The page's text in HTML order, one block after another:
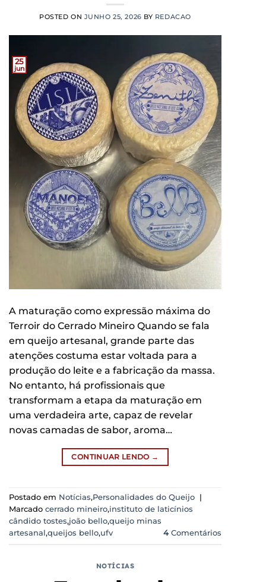
POSTED ON JUNHO 25, 2026 BY REDACAO
25
jun
A maturação como expressão máxima do
Terroir do Cerrado Mineiro Quando se fala
em queijo artesanal, grande parte das
atenções costuma estar voltada para a
produção do leite e a fabricação da massa.
No entanto, há profissionais que
transformam a etapa da maturação em
uma verdadeira arte, capaz de revelar
novas camadas de sabor, aroma…
CONTINUAR LENDO →
Postado em Notícias,Personalidades do Queijo |
Marcado cerrado mineiro,instituto de laticínios
cândido tostes,joão bello,queijo minas
artesanal,queijos bello,ufv 4 Comentários
NOTÍCIAS